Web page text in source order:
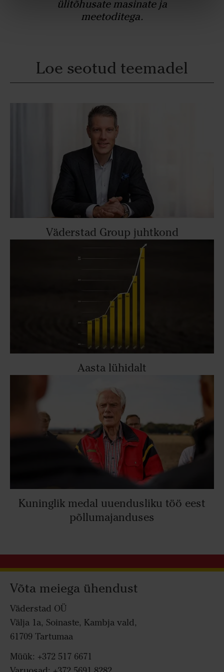
ülitõhusate masinate ja
meetoditega.
Loe seotud teemadel
Väderstad Group juhtkond
Aasta lühidalt
Kuninglik medal uuendusliku töö eest
põllumajanduses
Võta meiega ühendust
Väderstad OÜ
Välja 1a, Soinaste, Kambja vald,
61709 Tartumaa
Müük: +372 517 6671